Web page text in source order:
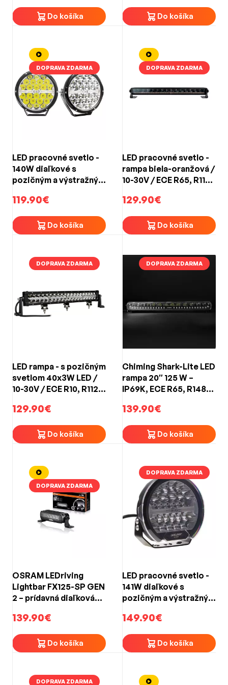
Do košíka Do košíka
DOPRAVA ZDARMA
LED pracovné svetlo -
140W diaľkové s
pozičným a výstražným
R7,R10,R112
119.90€
Do košíka
DOPRAVA ZDARMA
LED pracovné svetlo -
rampa biela-oranžová /
10-30V / ECE R65, R112
129.90€
Do košíka
DOPRAVA ZDARMA
LED rampa - s pozičným
svetlom 40x3W LED /
10-30V / ECE R10, R112,
129.90€
Do košíka
DOPRAVA ZDARMA
Chiming Shark-Lite LED
rampa 20″ 125 W –
IP69K, ECE R65, R148,
diaľkový lúč
139.90€
Do košíka
DOPRAVA ZDARMA
OSRAM LEDriving
Lightbar FX125-SP GEN
2 – prídavná diaľková
lm, 12/24 V, spot beam,
139.90€
Do košíka
DOPRAVA ZDARMA
LED pracovné svetlo -
141W diaľkové s
pozičným a výstražným
R7,R10,R112
149.90€
Do košíka
DOPRAVA ZDARMA